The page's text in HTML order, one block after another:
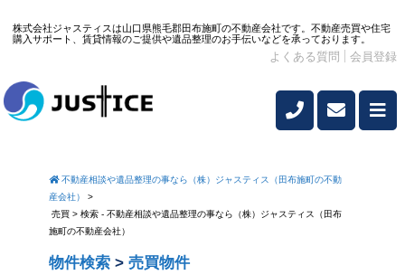
株式会社ジャスティスは山口県熊毛郡田布施町の不動産会社です。不動産売買や住宅
購入サポート、賃貸情報のご提供や遺品整理のお手伝いなどを承っております。
よくある質問 会員登録
不動産相談や遺品整理の事なら（株）ジャスティス（田布施町の不動
産会社）
>
売買 > 検索 - 不動産相談や遺品整理の事なら（株）ジャスティス（田布
施町の不動産会社）
物件検索 > 売買物件